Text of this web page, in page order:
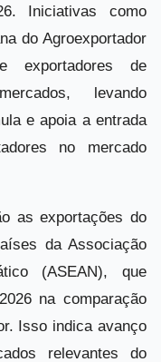
Iniciativas como
do Agroexportador
exportadores de
levando
e apoia a entrada
no mercado
as exportações do
da Associação
(ASEAN), que
na comparação
Isso indica avanço
relevantes do